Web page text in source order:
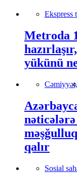
Ekspress
Metroda
yükünü
Cəmiyyət,
nəticələrə
qalır
Sosial